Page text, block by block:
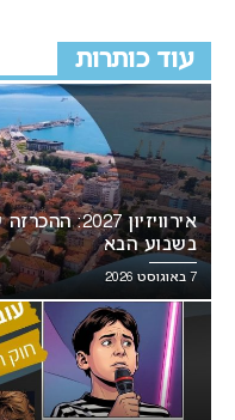
עוד כותרות
אירוויזיון
בשבוע הבא
7 באוגוסט 2026